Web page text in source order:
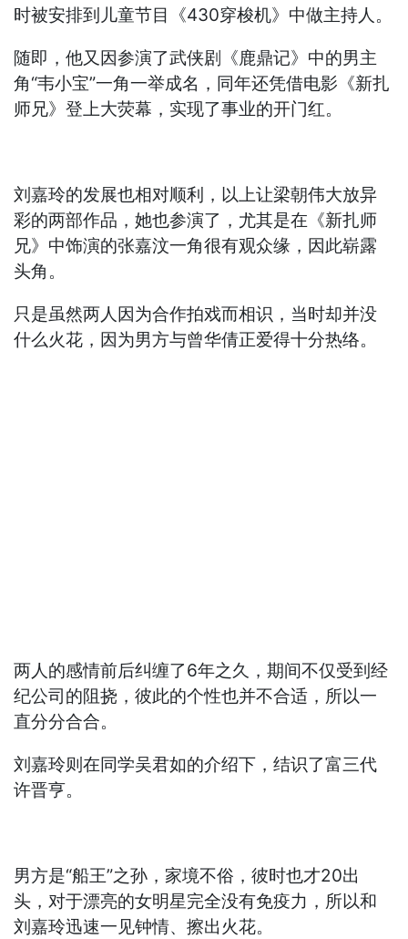
时被安排到儿童节目《430穿梭机》中做主持人。
随即，他又因参演了武侠剧《鹿鼎记》中的男主
角“韦小宝”一角一举成名，同年还凭借电影《新扎
师兄》登上大荧幕，实现了事业的开门红。
刘嘉玲的发展也相对顺利，以上让梁朝伟大放异
彩的两部作品，她也参演了，尤其是在《新扎师
兄》中饰演的张嘉汶一角很有观众缘，因此崭露
头角。
只是虽然两人因为合作拍戏而相识，当时却并没
什么火花，因为男方与曾华倩正爱得十分热络。
两人的感情前后纠缠了6年之久，期间不仅受到经
纪公司的阻挠，彼此的个性也并不合适，所以一
直分分合合。
刘嘉玲则在同学吴君如的介绍下，结识了富三代
许晋亨。
男方是“船王”之孙，家境不俗，彼时也才20出
头，对于漂亮的女明星完全没有免疫力，所以和
刘嘉玲迅速一见钟情、擦出火花。